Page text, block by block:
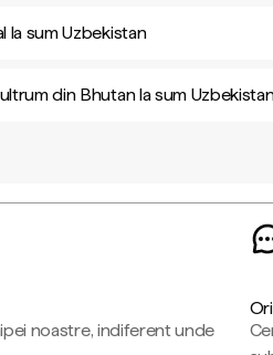
la sum Uzbekistan
din Bhutan la sum
noastre, indiferent unde